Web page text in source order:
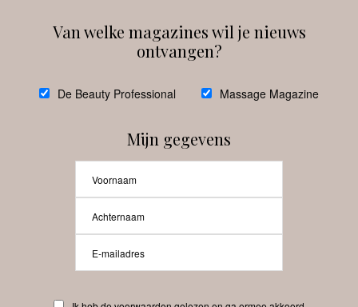
debeautyprofessional
Beauty-Pro.nl
Van welke magazines wil je nieuws
ontvangen?
De Beauty Professional Massage Magazine
Mijn gegevens